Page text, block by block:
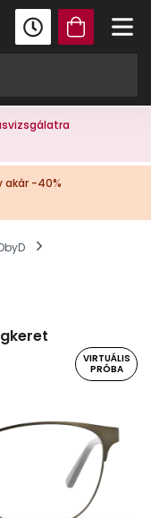
akár -40%
VIRTUÁLIS
PRÓBA